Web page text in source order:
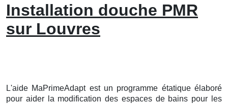
Installation douche PMR
sur Louvres
L'aide MaPrimeAdapt est un programme étatique élaboré
pour aider la modification des espaces de bains pour les